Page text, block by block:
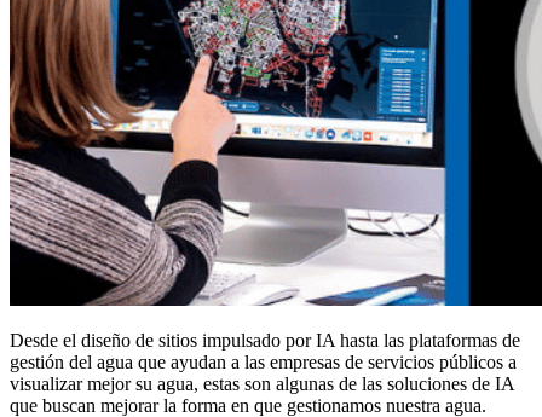
Desde el diseño de sitios impulsado por IA hasta las plataformas de
gestión del agua que ayudan a las empresas de servicios públicos a
visualizar mejor su agua, estas son algunas de las soluciones de IA
que buscan mejorar la forma en que gestionamos nuestra agua.